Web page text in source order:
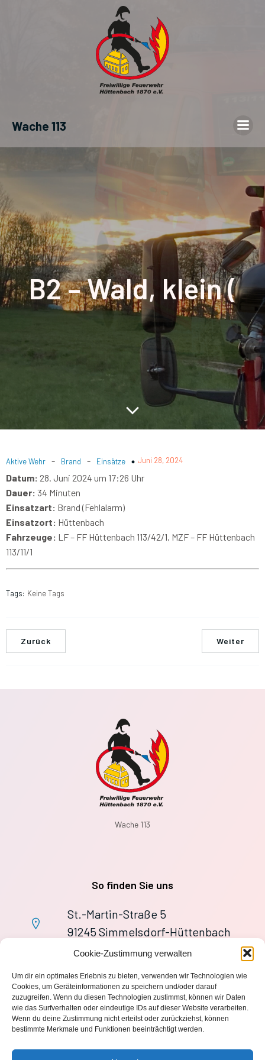
Cookie-Zustimmung verwalten
Um dir ein optimales Erlebnis zu bieten, verwenden wir Technologien wie
Cookies, um Geräteinformationen zu speichern und/oder darauf
zuzugreifen. Wenn du diesen Technologien zustimmst, können wir Daten
wie das Surfverhalten oder eindeutige IDs auf dieser Website verarbeiten.
Wenn du deine Zustimmung nicht erteilst oder zurückziehst, können
bestimmte Merkmale und Funktionen beeinträchtigt werden.
Wache 113
B2 – Wald, klein (
Aktive Wehr - Brand - Einsätze Juni 28, 2024
Datum: 28. Juni 2024 um 17:26 Uhr
Dauer: 34 Minuten
Einsatzart: Brand (Fehlalarm)
Einsatzort: Hüttenbach
Fahrzeuge: LF – FF Hüttenbach 113/42/1, MZF – FF Hüttenbach
113/11/1
Tags: Keine Tags
Zurück Weiter
Wache 113
So finden Sie uns
St.-Martin-Straße 5
91245 Simmelsdorf-Hüttenbach
+49 9155 9279727
wache113@ff-huettenbach.de